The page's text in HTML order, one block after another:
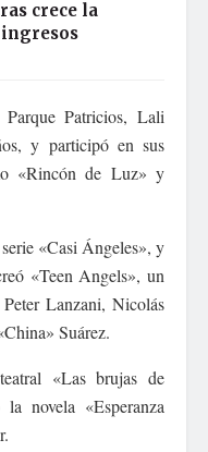
crece la
Patricios, Lali
y participó en sus
«Rincón de Luz» y
«Casi Ángeles», y
«Teen Angels», un
Lanzani, Nicolás
Suárez.
«Las brujas de
novela «Esperanza